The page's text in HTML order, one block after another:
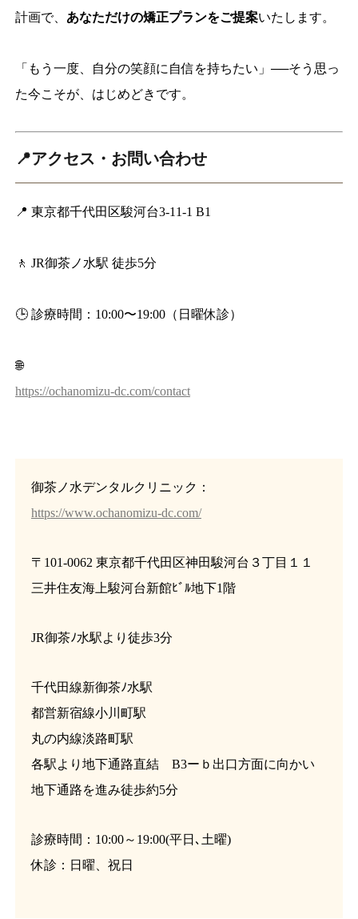
計画で、 あなただけの矯正プランをご提案いたします。
「もう一度、自分の笑顔に自信を持ちたい」──そう思っ
た今こそが、はじめどきです。
📍アクセス・お問い合わせ
📍 東京都千代田区駿河台3-11-1 B1
🚶 JR御茶ノ水駅 徒歩5分
🕒 診療時間：10:00〜19:00（日曜休診）
🌐
https://ochanomizu-dc.com/contact
御茶ノ水デンタルクリニック：
https://www.ochanomizu-dc.com/
〒101-0062 東京都千代田区神田駿河台３丁目１１
三井住友海上駿河台新館ﾋﾞﾙ地下1階
JR御茶ﾉ水駅より徒歩3分
千代田線新御茶ﾉ水駅
都営新宿線小川町駅
丸の内線淡路町駅
各駅より地下通路直結 B3ーｂ出口方面に向かい
地下通路を進み徒歩約5分
診療時間：10:00～19:00(平日､土曜)
休診：日曜、祝日